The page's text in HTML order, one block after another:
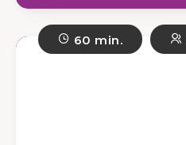
60 min.